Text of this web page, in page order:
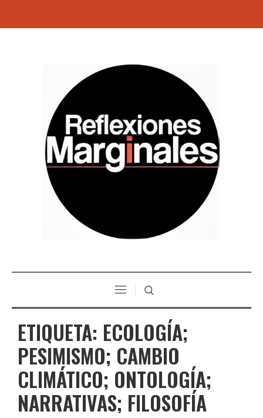
ETIQUETA: ECOLOGÍA;
PESIMISMO; CAMBIO
CLIMÁTICO; ONTOLOGÍA;
NARRATIVAS; FILOSOFÍA